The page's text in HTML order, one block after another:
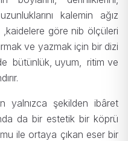
kalemin ağız
göre nib ölçüleri
ve yazmak için bir dizi
bütünlük, uyum, ritim ve
yalnızca şekilden ibâret
da bir estetik bir köprü
ile ortaya çıkan eser bir